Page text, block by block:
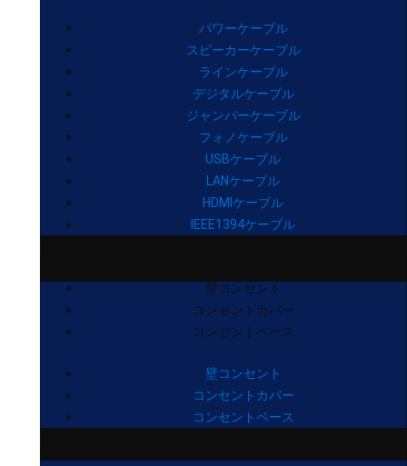
パワーケーブル
スピーカーケーブル
ラインケーブル
デジタルケーブル
ジャンパーケーブル
フォノケーブル
USBケーブル
LANケーブル
HDMIケーブル
IEEE1394ケーブル
壁コンセント
コンセントカバー
コンセントベース
壁コンセント
コンセントカバー
コンセントベース